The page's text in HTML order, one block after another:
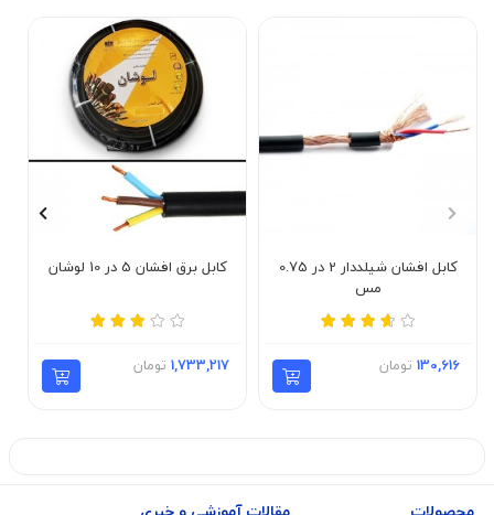
کابل افشان شیلددار 2 در 0.75
مس
130,616 تومان
کابل برق افشان 5 در 10 لوشان
1,733,217 تومان